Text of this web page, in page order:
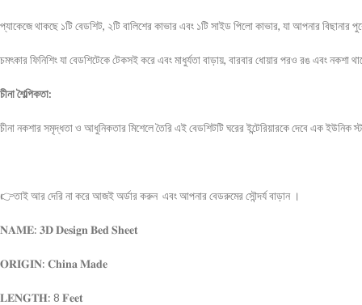
প্যাকেজে থাকছে ১টি বেডশিট, ২টি বালিশের কাভার এবং ১টি সাইড পিলো কাভার, যা আপনার বিছানার
চমৎকার ফিনিশিং যা বেডশিটেকে টেকসই করে এবং মাধুর্যতা বাড়ায়, বারবার ধোয়ার পরও রঙ এবং নকশা
চীনা শৈল্পিকতা:
চীনা নকশার সমৃদ্ধতা ও আধুনিকতার মিশেলে তৈরি এই বেডশিটটি ঘরের ইন্টেরিয়ারকে দেবে এক ইউনিক
👉তাই আর দেরি না করে আজই অর্ডার করুন এবং আপনার বেডরুমের সৌন্দর্য বাড়ান ।
𝐍𝐀𝐌𝐄: 𝟑𝐃 𝐃𝐞𝐬𝐢𝐠𝐧 𝐁𝐞𝐝 𝐒𝐡𝐞𝐞𝐭
𝐎𝐑𝐈𝐆𝐈𝐍: 𝐂𝐡𝐢𝐧𝐚 𝐌𝐚𝐝𝐞
𝐋𝐄𝐍𝐆𝐓𝐇: 8 𝐅𝐞𝐞𝐭